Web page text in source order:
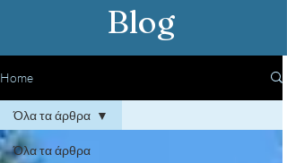
Blog
Home
Όλα τα άρθρα
Όλα τα άρθρα